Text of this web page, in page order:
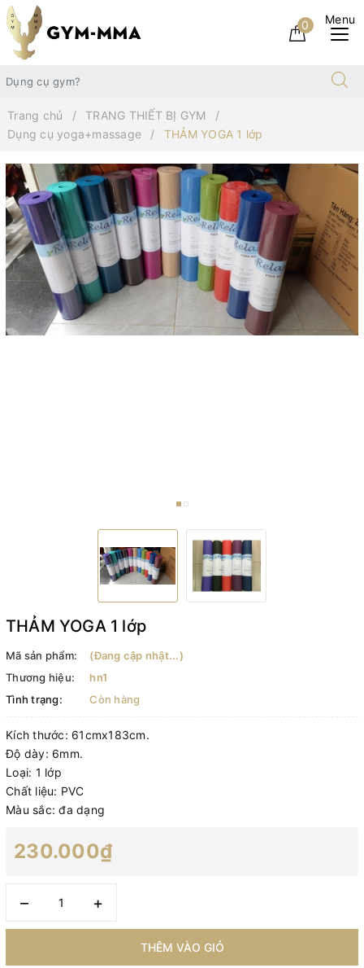
0
Trang chủ
TRANG THIẾT BỊ GYM
Dụng cụ yoga+massage
THẢM YOGA 1 lớp
THẢM YOGA 1 lớp
Mã sản phẩm:
(Đang cập nhật...)
Thương hiệu:
hn1
Tình trạng:
Còn hàng
Kích thước: 61cmx183cm.
Độ dày: 6mm.
Loại: 1 lớp
Chất liệu: PVC
Màu sắc: đa dạng
230.000₫
– +
THÊM VÀO GIỎ